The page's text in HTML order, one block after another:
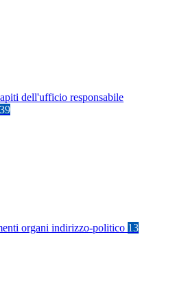
dell'ufficio responsabile
organi indirizzo-politico 13